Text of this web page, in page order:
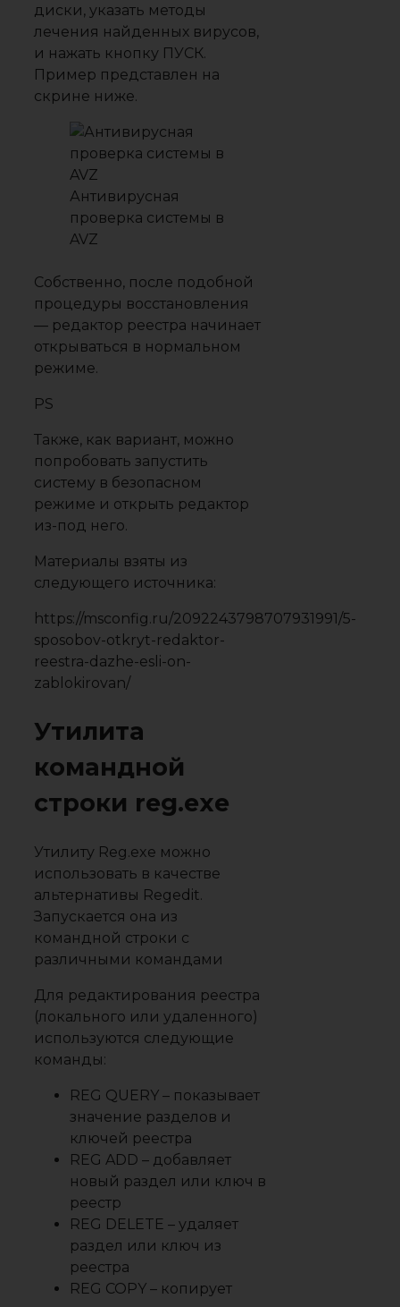
диски, указать методы
лечения найденных вирусов,
и нажать кнопку ПУСК.
Пример представлен на
скрине ниже.
Антивирусная
проверка системы в
AVZ
Собственно, после подобной
процедуры восстановления
— редактор реестра начинает
открываться в нормальном
режиме.
PS
Также, как вариант, можно
попробовать запустить
систему в безопасном
режиме и открыть редактор
из-под него.
Материалы взяты из
следующего источника:
https://msconfig.ru/2092243798707931991/5-
sposobov-otkryt-redaktor-
reestra-dazhe-esli-on-
zablokirovan/
Утилита
командной
строки reg.exe
Утилиту Reg.exe можно
использовать в качестве
альтернативы Regedit.
Запускается она из
командной строки с
различными командами
Для редактирования реестра
(локального или удаленного)
используются следующие
команды:
REG QUERY – показывает
значение разделов и
ключей реестра
REG ADD – добавляет
новый раздел или ключ в
реестр
REG DELETE – удаляет
раздел или ключ из
реестра
REG COPY – копирует